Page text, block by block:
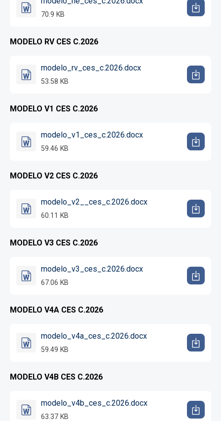
70.9 KB
MODELO RV CES C.2026
modelo_rv_ces_c.2026.docx
53.58 KB
MODELO V1 CES C.2026
modelo_v1_ces_c.2026.docx
59.46 KB
MODELO V2 CES C.2026
modelo_v2__ces_c.2026.docx
60.11 KB
MODELO V3 CES C.2026
modelo_v3_ces_c.2026.docx
67.06 KB
MODELO V4A CES C.2026
modelo_v4a_ces_c.2026.docx
59.49 KB
MODELO V4B CES C.2026
modelo_v4b_ces_c.2026.docx
63.37 KB